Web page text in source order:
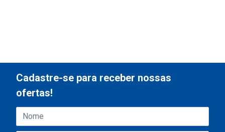
Cadastre-se para receber nossas
ofertas!